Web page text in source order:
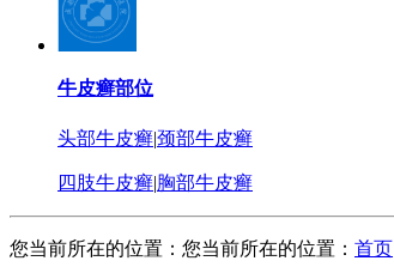
牛皮癣部位
头部牛皮癣|颈部牛皮癣
四肢牛皮癣|胸部牛皮癣
您当前所在的位置：您当前所在的位置： 首页